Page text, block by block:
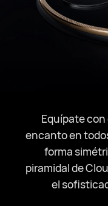
Equípate
encanto en
forma
piramidal de
el